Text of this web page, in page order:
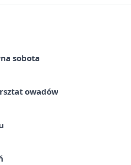
sobota
owadów